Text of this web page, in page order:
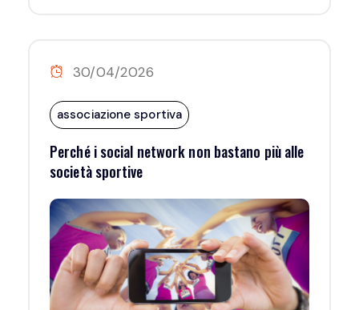
30/04/2026
associazione sportiva
Perché i social network non bastano più alle
società sportive